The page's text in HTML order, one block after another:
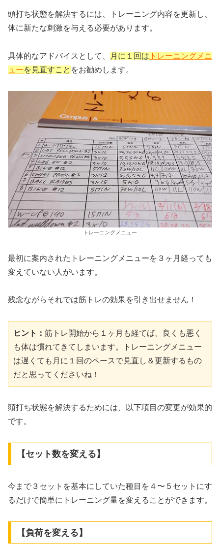
頭打ち状態を解決するには、トレーニング内容を更新し、
体に新たな刺激を与える必要があります。
具体的なアドバイスとして、 月に１回は トレーニングメニ
ューを見直すこと をお勧めします。
トレーニングメニュー
最初に案内されたトレーニングメニューを３ヶ月経っても
変えていない人がいます。
残念ながらそれでは筋トレの効果を引き出せません！
ヒント： 筋トレ開始から１ヶ月も経てば、良くも悪く
も体は慣れてきてしまいます。トレーニングメニュー
は遅くても月に１回のペースで見直し＆更新するもの
だと思ってくださいね！
頭打ち状態を解決するためには、以下項目の変更が効果的
です。
【セット数を変える】
今まで３セットを基本にしていた種目を４〜５セットにす
るだけで簡単にトレーニング量を変えることができます。
【負荷を変える】